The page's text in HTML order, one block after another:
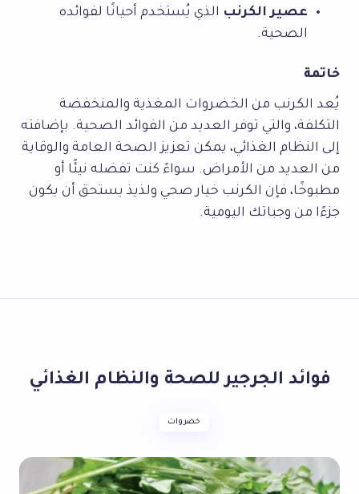
عصير الكرنب الذي يُستخدم أحيانًا لفوائده
الصحية.
خاتمة
يُعد الكرنب من الخضروات المغذية والمنخفضة
التكلفة، والتي توفر العديد من الفوائد الصحية. بإضافته
إلى النظام الغذائي، يمكن تعزيز الصحة العامة والوقاية
من العديد من الأمراض. سواءً كنت تفضله نيئًا أو
مطبوخًا، فإن الكرنب خيار صحي ولذيذ يستحق أن يكون
جزءًا من وجباتك اليومية.
فوائد الجرجير للصحة والنظام الغذائي
خضروات